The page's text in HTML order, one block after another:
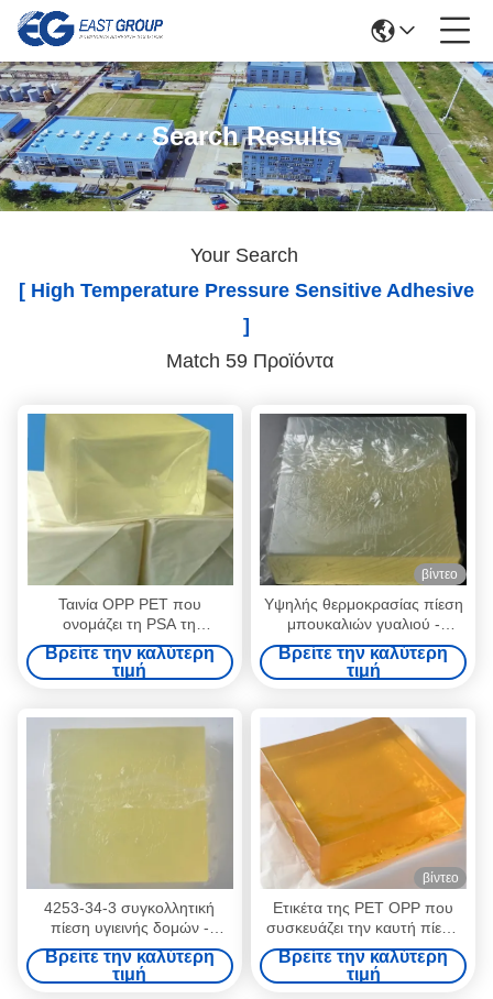
Search Results
Your Search
[ High Temperature Pressure Sensitive Adhesive
]
Match 59 Προϊόντα
Ταινία OPP PET που
ονομάζει τη PSA τη
συγκολλητική υψηλής
θερμοκρασίας πίεση -
ευαίσθητη κόλλα
Βρείτε την καλύτερη
τιμή
βίντεο
Υψηλής θερμοκρασίας πίεση
μπουκαλιών γυαλιού -
ευαίσθητο συγκολλητικό
μίγμα cas4253-34-3
Βρείτε την καλύτερη
τιμή
4253-34-3 συγκολλητική
πίεση υγιεινής δομών -
ευαίσθητη κόλλα για την
υγειονομική πετσέτα
Βρείτε την καλύτερη
τιμή
βίντεο
Ετικέτα της PET OPP που
συσκευάζει την καυτή πίεση
λειωμένων μετάλλων
λειωμένων μετάλλων
συγκολλητική καυτή -
Βρείτε την καλύτερη
τιμή